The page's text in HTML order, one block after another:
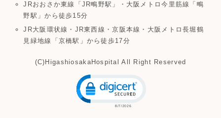
JRおおさか東線「JR鴫野駅」・大阪メトロ今里筋線「鴫
野駅」から徒歩15分
JR大阪環状線・JR東西線・京阪本線・大阪メトロ長堀鶴
見緑地線「京橋駅」から徒歩17分
(C)HigashiosakaHospital All Right Reserved